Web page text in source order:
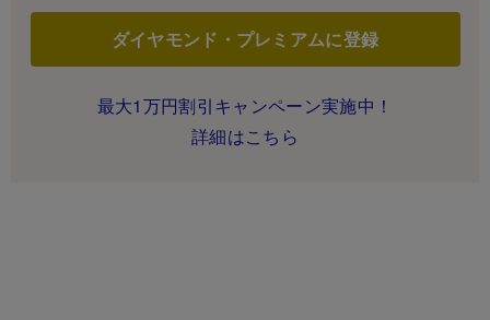
ダイヤモンド・プレミアムに登録
最大1万円割引キャンペーン実施中！
詳細はこちら